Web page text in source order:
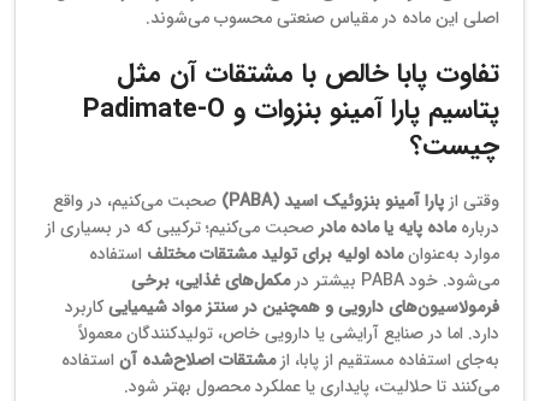
اصلی این ماده در مقیاس صنعتی محسوب می‌شوند.
تفاوت پابا خالص با مشتقات آن مثل
پتاسیم پارا آمینو بنزوات و Padimate‑O
چیست؟
وقتی از پارا آمینو بنزوئیک اسید (PABA)
صحبت می‌کنیم، در واقع
دربارهماده پایه یا ماده مادر صحبت می‌کنیم؛ ترکیبی که در بسیاری از
موارد به‌عنوانماده اولیه برای تولید مشتقات مختلف استفاده
می‌شود. خود PABA بیشتر در
مکمل‌های غذایی، برخی
فرمولاسیون‌های دارویی و همچنین در سنتز مواد شیمیاییکاربرد
دارد. اما در صنایع آرایشی یا دارویی خاص، تولیدکنندگان معمولاً
به‌جای استفاده مستقیم از پابا، ازمشتقات اصلاح‌شده آن استفاده
می‌کنند تا حلالیت، پایداری یا عملکرد محصول بهتر شود.